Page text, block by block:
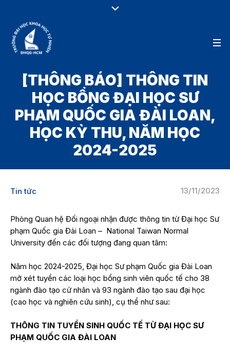
[THÔNG BÁO] THÔNG TIN
HỌC BỔNG ĐẠI HỌC SƯ
PHẠM QUỐC GIA ĐÀI LOAN,
HỌC KỲ THU, NĂM HỌC
2024-2025
13/11/2023
Tin tức
Phòng Quan hệ Đối ngoại nhận được thông tin từ Đại học Sư
phạm Quốc gia Đài Loan – National Taiwan Normal
University đến các đối tượng đang quan tâm:
Năm học 2024-2025, Đại học Sư phạm Quốc gia Đài Loan
mở xét tuyển các loại học bổng sinh viên quốc tế cho 38
ngành đào tạo cử nhân và 93 ngành đào tạo sau đại học
(cao học và nghiên cứu sinh), cụ thể như sau:
THÔNG TIN TUYỂN SINH QUỐC TẾ TỪ ĐẠI HỌC SƯ
PHẠM QUỐC GIA ĐÀI LOAN